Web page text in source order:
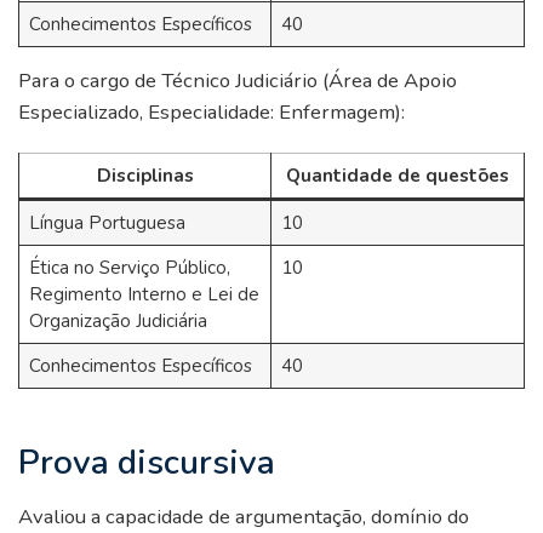
Conhecimentos Específicos 40
Para o cargo de Técnico Judiciário (Área de Apoio
Especializado, Especialidade: Enfermagem):
Disciplinas
Quantidade de questões
Língua Portuguesa
10
Ética no Serviço Público,
Regimento Interno e Lei de
Organização Judiciária
10
Conhecimentos Específicos 40
Prova discursiva
Avaliou a capacidade de argumentação, domínio do